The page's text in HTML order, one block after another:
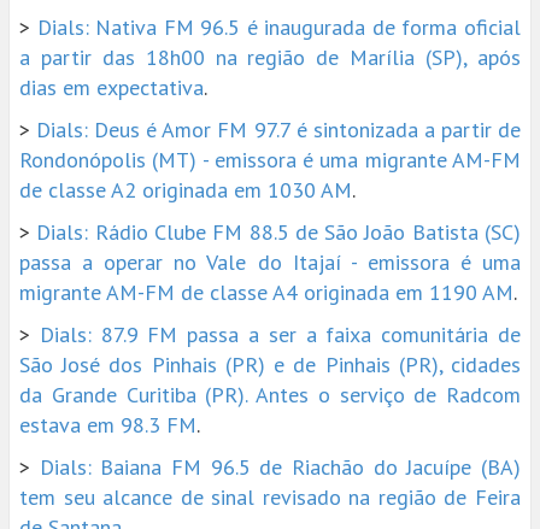
> Dials: Nativa FM 96.5 é inaugurada de forma oficial
a partir das 18h00 na região de Marília (SP), após
dias em expectativa.
> Dials: Deus é Amor FM 97.7 é sintonizada a partir de
Rondonópolis (MT) - emissora é uma migrante AM-FM
de classe A2 originada em 1030 AM.
> Dials: Rádio Clube FM 88.5 de São João Batista (SC)
passa a operar no Vale do Itajaí - emissora é uma
migrante AM-FM de classe A4 originada em 1190 AM.
> Dials: 87.9 FM passa a ser a faixa comunitária de
São José dos Pinhais (PR) e de Pinhais (PR), cidades
da Grande Curitiba (PR). Antes o serviço de Radcom
estava em 98.3 FM.
> Dials: Baiana FM 96.5 de Riachão do Jacuípe (BA)
tem seu alcance de sinal revisado na região de Feira